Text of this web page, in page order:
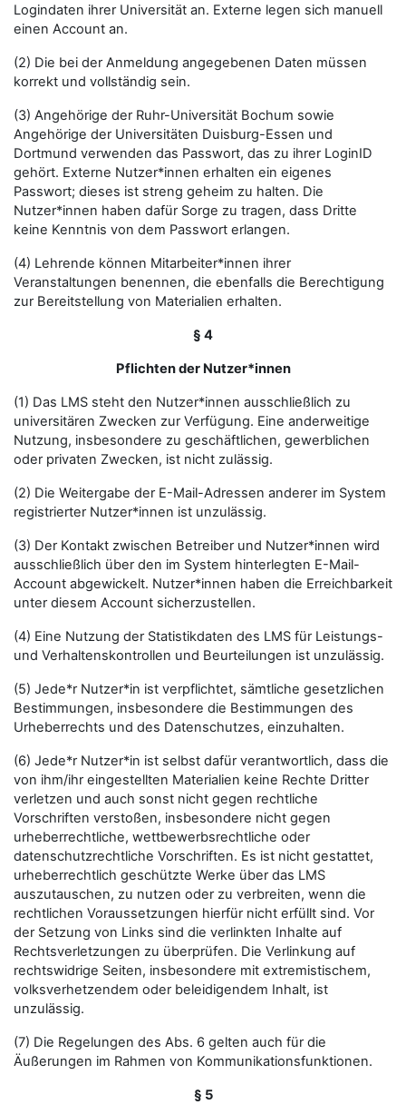
Logindaten ihrer Universität an. Externe legen sich manuell
einen Account an.
(2) Die bei der Anmeldung angegebenen Daten müssen
korrekt und vollständig sein.
(3) Angehörige der Ruhr-Universität Bochum sowie
Angehörige der Universitäten Duisburg-Essen und
Dortmund verwenden das Passwort, das zu ihrer LoginID
gehört. Externe Nutzer*innen erhalten ein eigenes
Passwort; dieses ist streng geheim zu halten. Die
Nutzer*innen haben dafür Sorge zu tragen, dass Dritte
keine Kenntnis von dem Passwort erlangen.
(4) Lehrende können Mitarbeiter*innen ihrer
Veranstaltungen benennen, die ebenfalls die Berechtigung
zur Bereitstellung von Materialien erhalten.
§ 4
Pflichten der Nutzer*innen
(1) Das LMS steht den Nutzer*innen ausschließlich zu
universitären Zwecken zur Verfügung. Eine anderweitige
Nutzung, insbesondere zu geschäftlichen, gewerblichen
oder privaten Zwecken, ist nicht zulässig.
(2) Die Weitergabe der E-Mail-Adressen anderer im System
registrierter Nutzer*innen ist unzulässig.
(3) Der Kontakt zwischen Betreiber und Nutzer*innen wird
ausschließlich über den im System hinterlegten E-Mail-
Account abgewickelt. Nutzer*innen haben die Erreichbarkeit
unter diesem Account sicherzustellen.
(4) Eine Nutzung der Statistikdaten des LMS für Leistungs-
und Verhaltenskontrollen und Beurteilungen ist unzulässig.
(5) Jede*r Nutzer*in ist verpflichtet, sämtliche gesetzlichen
Bestimmungen, insbesondere die Bestimmungen des
Urheberrechts und des Datenschutzes, einzuhalten.
(6) Jede*r Nutzer*in ist selbst dafür verantwortlich, dass die
von ihm/ihr eingestellten Materialien keine Rechte Dritter
verletzen und auch sonst nicht gegen rechtliche
Vorschriften verstoßen, insbesondere nicht gegen
urheberrechtliche, wettbewerbsrechtliche oder
datenschutzrechtliche Vorschriften. Es ist nicht gestattet,
urheberrechtlich geschützte Werke über das LMS
auszutauschen, zu nutzen oder zu verbreiten, wenn die
rechtlichen Voraussetzungen hierfür nicht erfüllt sind. Vor
der Setzung von Links sind die verlinkten Inhalte auf
Rechtsverletzungen zu überprüfen. Die Verlinkung auf
rechtswidrige Seiten, insbesondere mit extremistischem,
volksverhetzendem oder beleidigendem Inhalt, ist
unzulässig.
(7) Die Regelungen des Abs. 6 gelten auch für die
Äußerungen im Rahmen von Kommunikationsfunktionen.
§ 5